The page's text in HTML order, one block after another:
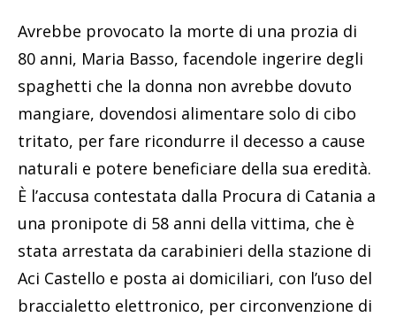
Avrebbe provocato la morte di una prozia di
80 anni, Maria Basso, facendole ingerire degli
spaghetti che la donna non avrebbe dovuto
mangiare, dovendosi alimentare solo di cibo
tritato, per fare ricondurre il decesso a cause
naturali e potere beneficiare della sua eredità.
È l’accusa contestata dalla Procura di Catania a
una pronipote di 58 anni della vittima, che è
stata arrestata da carabinieri della stazione di
Aci Castello e posta ai domiciliari, con l’uso del
braccialetto elettronico, per circonvenzione di